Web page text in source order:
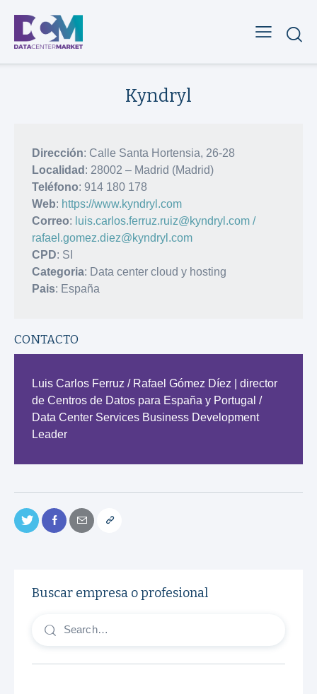
Kyndryl
Dirección: Calle Santa Hortensia, 26-28
Localidad : 28002 – Madrid (Madrid)
Teléfono: 914 180 178
Web: https://www.kyndryl.com
Correo: luis.carlos.ferruz.ruiz@kyndryl.com /
rafael.gomez.diez@kyndryl.com
CPD: SI
Categoria: Data center cloud y hosting
Pais: España
CONTACTO
Luis Carlos Ferruz / Rafael Gómez Díez | director
de Centros de Datos para España y Portugal /
Data Center Services Business Development
Leader
Buscar empresa o profesional